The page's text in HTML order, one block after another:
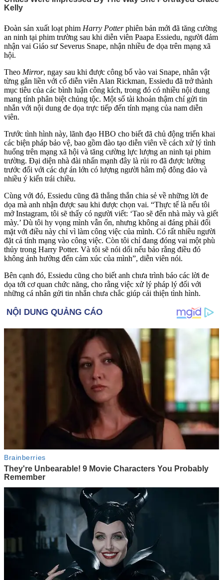
Đoàn sản xuất loạt phim Harry Potterphiên bản mới đã tăng cường
an ninh tại phim trường sau khi diễn viên Paapa Essiedu, người đảm
nhận vai Giáo sư Severus Snape, nhận nhiều đe dọa trên mạng xã
hội.
Theo Mirror, ngay sau khi được công bố vào vai Snape, nhân vật
từng gắn liền với cố diễn viên Alan Rickman, Essiedu đã trở thành
mục tiêu của các bình luận công kích, trong đó có nhiều nội dung
mang tính phân biệt chủ‌ng tộ‌c. Một số tài khoản thậm chí gửi tin
nhắn với nội dung đe dọa trực tiếp đến tính mạng của nam diễn
viên.
Trước tình hình này, lãnh đạo HBO cho biết đã chủ động triển khai
các biện pháp bảo vệ, bao gồm đào tạo diễn viên về cách xử lý tình
huống trên mạng xã hội và tăng cường lực lượng an ninh tại phim
trường. Đại diện nhà đài nhấn mạnh đây là rủi ro đã được lường
trước đối với các dự án lớn có lượng người hâm mộ đông đảo và
nhiều ý kiến trái chiều.
Cùng với đó, Essiedu cũng đã thẳng thắn chia sẻ về những lời đe
dọa mà anh nhận được sau khi được chọn vai. “Thực tế là nếu tôi
mở Instagram, tôi sẽ thấy có người viết: ‘Tao sẽ đến nhà mày và giết
mày.’ Dù tôi hy vọng mình vẫn ổn, nhưng không ai đáng phải đối
mặt với điều này chỉ vì làm công việc của mình. Có rất nhiều người
đặt cả tính mạng vào công việc. Còn tôi chỉ đang đóng vai một phù
thủy trong Harry Potter. Và tôi sẽ nói dối nếu bảo rằng điều đó
không ảnh hưởng đến cảm xúc của mình”, diễn viên nói.
Bên cạnh đó, Essiedu cũng cho biết anh chưa trình báo các lời đe
dọa tới cơ quan chức năng, cho rằng việc xử lý pháp lý đối với
những cá nhân gửi tin nhắn chưa chắc giúp cải thiện tình hình.